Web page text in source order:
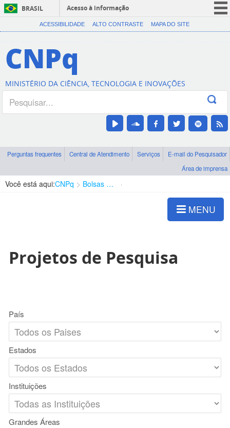
BRASIL
Acesso à informação
CORONAVÍRUS (COVID-19)
Canais
ACESSIBILIDADE ALTO CONTRASTE MAPA DO SITE
CNPq
MINISTÉRIO DA CIÊNCIA, TECNOLOGIA E INOVAÇÕES
Perguntas frequentes Central de Atendimento Serviços
E-mail do Pesquisador
Área de imprensa
Você está aqui:CNPq Bolsas e Auxílios Vigentes
MENU
Projetos de Pesquisa
País
Estados
Instituições
Grandes Áreas